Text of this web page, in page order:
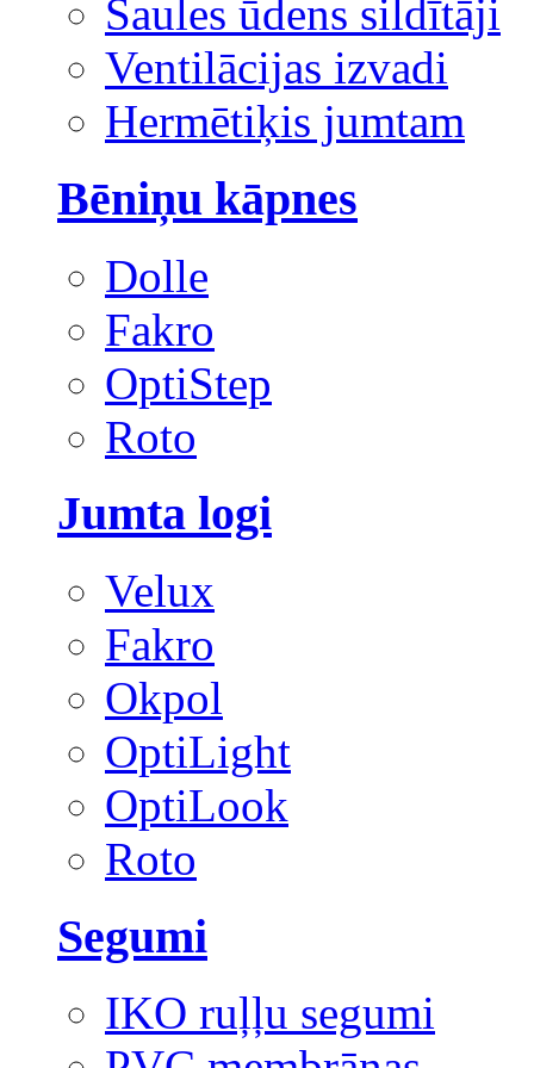
Saules ūdens sildītāji
Ventilācijas izvadi
Hermētiķis jumtam
Bēniņu kāpnes
Dolle
Fakro
OptiStep
Roto
Jumta logi
Velux
Fakro
Okpol
OptiLight
OptiLook
Roto
Segumi
IKO ruļļu segumi